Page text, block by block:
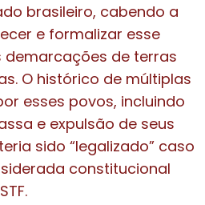
brasileiro, cabendo a
e formalizar esse
de terras
O histórico de múltiplas
esses povos, incluindo
e expulsão de seus
sido “legalizado” caso
constitucional